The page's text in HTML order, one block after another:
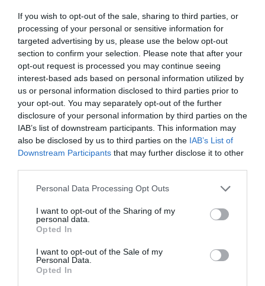
If you wish to opt-out of the sale, sharing to third parties, or
processing of your personal or sensitive information for
targeted advertising by us, please use the below opt-out
section to confirm your selection. Please note that after your
opt-out request is processed you may continue seeing
interest-based ads based on personal information utilized by
us or personal information disclosed to third parties prior to
your opt-out. You may separately opt-out of the further
disclosure of your personal information by third parties on the
IAB’s list of downstream participants. This information may
also be disclosed by us to third parties on the IAB’s List of
Downstream Participants that may further disclose it to other
Personal Data Processing Opt Outs
I want to opt-out of the Sharing of my
personal data.
Opted In
I want to opt-out of the Sale of my
Personal Data.
Opted In